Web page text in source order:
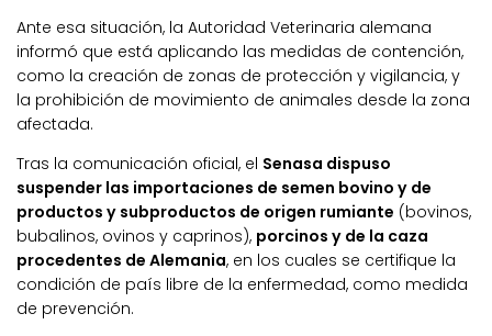
Ante esa situación, la Autoridad Veterinaria alemana
informó que está aplicando las medidas de contención,
como la creación de zonas de protección y vigilancia, y
la prohibición de movimiento de animales desde la zona
afectada.
Tras la comunicación oficial, el Senasa dispuso
suspender las importaciones de semen bovino y de
productos y subproductos de origen rumiante (bovinos,
bubalinos, ovinos y caprinos), porcinos y de la caza
procedentes de Alemania, en los cuales se certifique la
condición de país libre de la enfermedad, como medida
de prevención.